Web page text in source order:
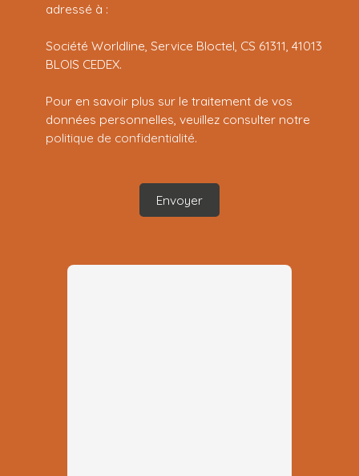
adressé à :
Société Worldline, Service Bloctel, CS 61311, 41013
BLOIS CEDEX.
Pour en savoir plus sur le traitement de vos
données personnelles, veuillez consulter notre
politique de confidentialité.
Envoyer